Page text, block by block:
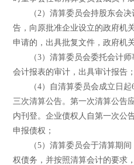
（2）清算委员会持股东会决
告，向原批准企业设立的政府机
申请的，出具批复文件，政府机
（3）清算委员会委托会计师
会计报表的审计，出具审计报告；
（4）自清算委员会成立日起
三次清算公告。第一次清算公告
内刊登。企业债权人自第一次公
申报债权；
（5）清算委员会于清算期间
权债务，并按照清算会计的要求